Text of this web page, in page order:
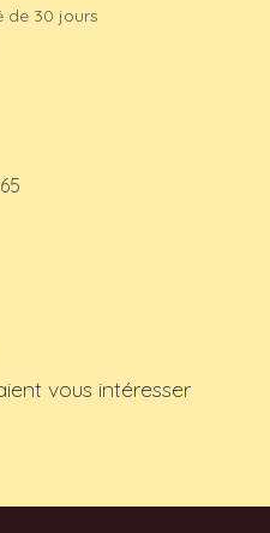
de 30 jours
vous intéresser